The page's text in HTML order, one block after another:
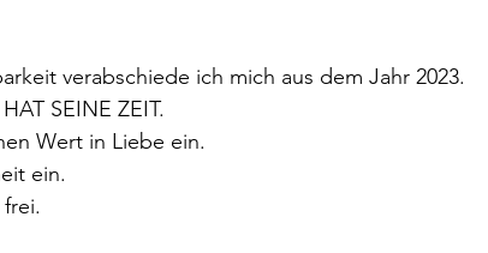
verabschiede ich mich aus dem Jahr 2023.
SEINE ZEIT.
Wert in Liebe ein.
ein.